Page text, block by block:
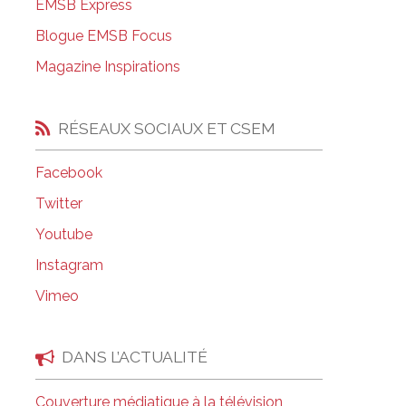
Coiffure et soins esthétiques à Laurier
EMSB Express
Blogue EMSB Focus
Magazine Inspirations
RÉSEAUX SOCIAUX ET CSEM
Facebook
Twitter
Youtube
Instagram
Vimeo
DANS L’ACTUALITÉ
Couverture médiatique à la télévision